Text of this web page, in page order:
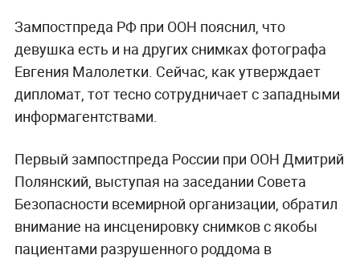
Зампостпреда РФ при ООН пояснил, что
девушка есть и на других снимках фотографа
Евгения Малолетки. Сейчас, как утверждает
дипломат, тот тесно сотрудничает с западными
информагентствами.
Первый зампостпреда России при ООН Дмитрий
Полянский, выступая на заседании Совета
Безопасности всемирной организации, обратил
внимание на инсценировку снимков с якобы
пациентами разрушенного роддома в